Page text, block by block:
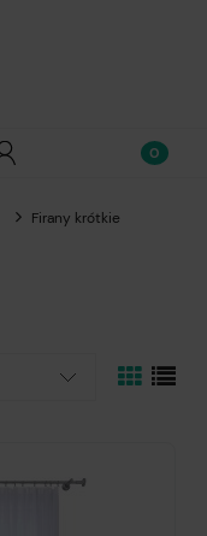
Firany krótkie